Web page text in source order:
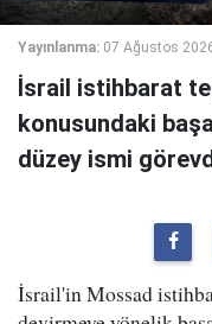
Yayınlanma: 07 Ağustos
İsrail istihbarat
konusundaki
düzey ismi
İsrail'in Mossad